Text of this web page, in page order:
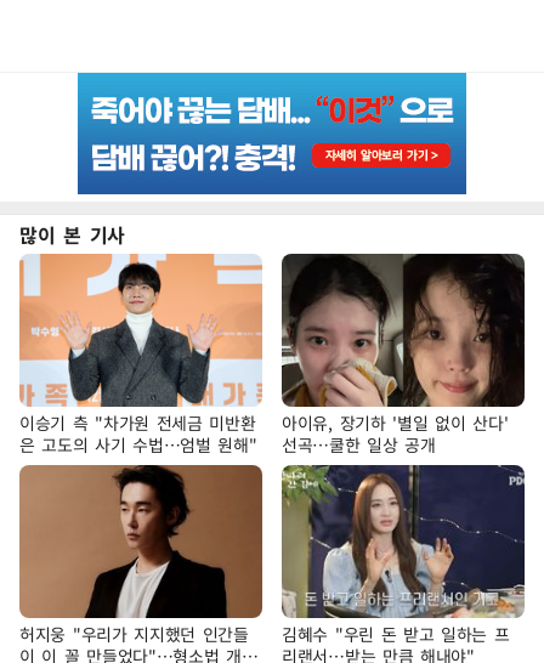
많이 본 기사
이승기 측 "차가원 전세금 미반환
은 고도의 사기 수법…엄벌 원해"
아이유, 장기하 '별일 없이 산다'
선곡…쿨한 일상 공개
허지웅 "우리가 지지했던 인간들
이 이 꼴 만들었다"…형소법 개정
김혜수 "우린 돈 받고 일하는 프
리랜서…받는 만큼 해내야"